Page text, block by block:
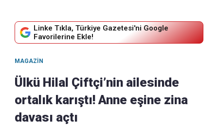
Linke Tıkla, Türkiye Gazetesi'ni Google
Favorilerine Ekle!
MAGAZIN
Ülkü Hilal Çiftçi’nin ailesinde
ortalık karıştı! Anne eşine zina
davası açtı